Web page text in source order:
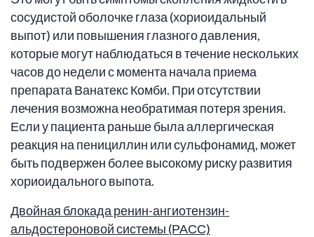
сосудистой оболочке глаза (хориоидальный
выпот) или повышения глазного давления,
которые могут наблюдаться в течение нескольких
часов до недели с момента начала приема
препарата Ванатекс Комби. При отсутствии
лечения возможна необратимая потеря зрения.
Если у пациента раньше была аллергическая
реакция на пенициллин или сульфонамид, может
быть подвержен более высокому риску развития
хориоидального выпота.
Двойная блокада ренин-ангиотензин-
альдостероновой системы (РАСС)